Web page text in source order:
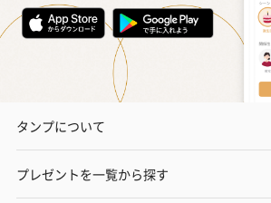
タンプについて
プレゼントを一覧から探す